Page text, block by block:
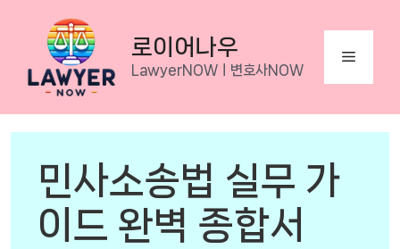
content
로이어나우
LawyerNOWㅣ변호사NOW
Menu
민사소송법 실무 가
이드 완벽 종합서